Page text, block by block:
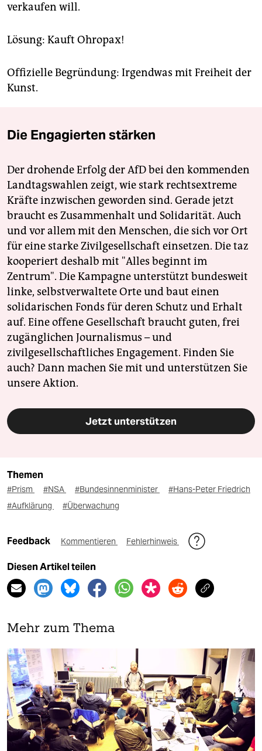
verkaufen will.
Lösung: Kauft Ohropax!
Offizielle Begründung: Irgendwas mit Freiheit der
Kunst.
Die Engagierten stärken
Der drohende Erfolg der AfD bei den kommenden
Landtagswahlen zeigt, wie stark rechtsextreme
Kräfte inzwischen geworden sind. Gerade jetzt
braucht es Zusammenhalt und Solidarität. Auch
und vor allem mit den Menschen, die sich vor Ort
für eine starke Zivilgesellschaft einsetzen. Die taz
kooperiert deshalb mit "Alles beginnt im
Zentrum". Die Kampagne unterstützt bundesweit
linke, selbstverwaltete Orte und baut einen
solidarischen Fonds für deren Schutz und Erhalt
auf. Eine offene Gesellschaft braucht guten, frei
zugänglichen Journalismus – und
zivilgesellschaftliches Engagement. Finden Sie
auch? Dann machen Sie mit und unterstützen Sie
unsere Aktion.
Jetzt unterstützen
Themen
#Prism #NSA #Bundesinnenminister
#Hans-Peter Friedrich
#Aufklärung
#Überwachung
Feedback Kommentieren Fehlerhinweis
Diesen Artikel teilen
Mehr zum Thema